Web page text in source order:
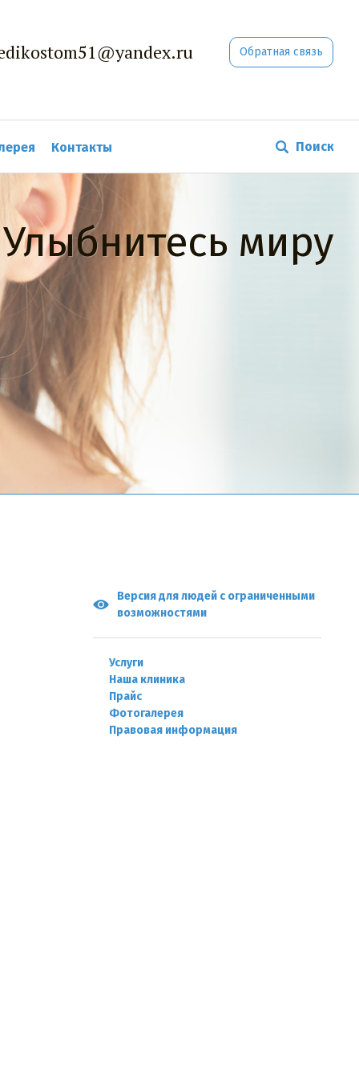
Обратная связь
Контакты
Улыбнитесь миру
Версия для людей с ограниченными
возможностями
Услуги
Наша клиника
Прайс
Фотогалерея
Правовая информация